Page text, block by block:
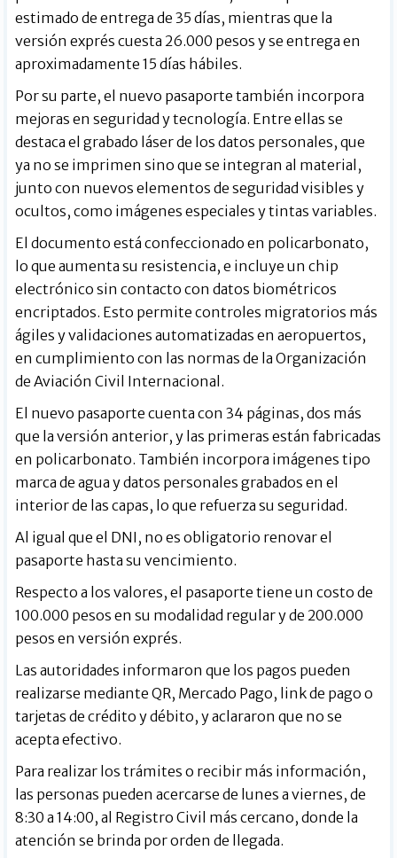
estimado de entrega de 35 días, mientras que la
versión exprés cuesta 26.000 pesos y se entrega en
aproximadamente 15 días hábiles.
Por su parte, el nuevo pasaporte también incorpora
mejoras en seguridad y tecnología. Entre ellas se
destaca el grabado láser de los datos personales, que
ya no se imprimen sino que se integran al material,
junto con nuevos elementos de seguridad visibles y
ocultos, como imágenes especiales y tintas variables.
El documento está confeccionado en policarbonato,
lo que aumenta su resistencia, e incluye un chip
electrónico sin contacto con datos biométricos
encriptados. Esto permite controles migratorios más
ágiles y validaciones automatizadas en aeropuertos,
en cumplimiento con las normas de la Organización
de Aviación Civil Internacional.
El nuevo pasaporte cuenta con 34 páginas, dos más
que la versión anterior, y las primeras están fabricadas
en policarbonato. También incorpora imágenes tipo
marca de agua y datos personales grabados en el
interior de las capas, lo que refuerza su seguridad.
Al igual que el DNI, no es obligatorio renovar el
pasaporte hasta su vencimiento.
Respecto a los valores, el pasaporte tiene un costo de
100.000 pesos en su modalidad regular y de 200.000
pesos en versión exprés.
Las autoridades informaron que los pagos pueden
realizarse mediante QR, Mercado Pago, link de pago o
tarjetas de crédito y débito, y aclararon que no se
acepta efectivo.
Para realizar los trámites o recibir más información,
las personas pueden acercarse de lunes a viernes, de
8:30 a 14:00, al Registro Civil más cercano, donde la
atención se brinda por orden de llegada.